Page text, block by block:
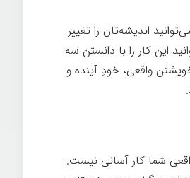
اندیشه‌تان را تغییر
این کار را با دانستن سه
واقعی، خودِ آینده و
شما کار آسانی نیست.